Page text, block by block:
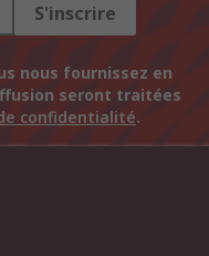
S'inscrire
nous fournissez en
seront traitées
confidentialité.